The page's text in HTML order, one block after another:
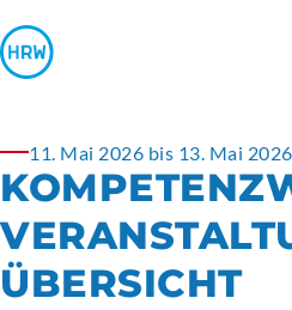
11. Mai 2026 bis 13. Mai 2026
ÜBERSICHT